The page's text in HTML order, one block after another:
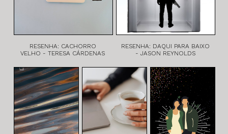
RESENHA: CACHORRO
VELHO - TERESA CÁRDENAS
RESENHA: DAQUI PARA BAIXO
- JASON REYNOLDS